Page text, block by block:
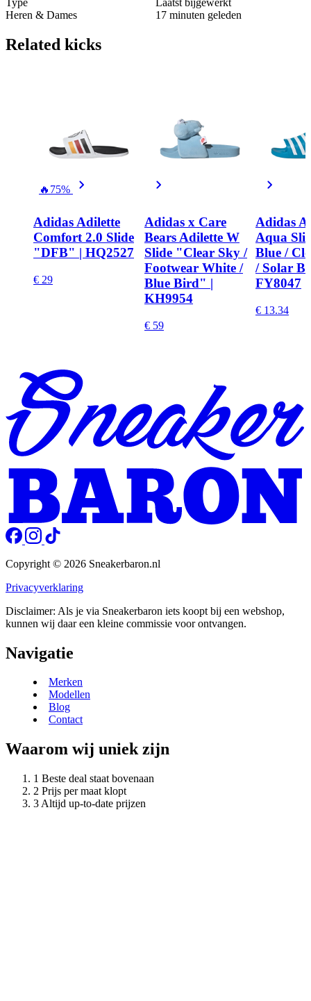
Type
Heren & Dames
Laatst bijgewerkt
17 minuten geleden
Related kicks
🔥 75%
Adidas Adilette
Comfort 2.0 Slide
"DFB" | HQ2527
€ 29
Adidas x Care
Bears Adilette W
Slide "Clear Sky /
Footwear White /
Blue Bird" |
KH9954
€ 59
Adidas
Aqua
Blue /
/ Solar
FY8047
€ 13.34
Copyright © 2026 Sneakerbaron.nl
Privacyverklaring
Disclaimer: Als je via Sneakerbaron iets koopt bij een webshop,
kunnen wij daar een kleine commissie voor ontvangen.
Navigatie
Merken
Modellen
Blog
Contact
Waarom wij uniek zijn
Beste deal staat bovenaan
Prijs per maat klopt
Altijd up-to-date prijzen